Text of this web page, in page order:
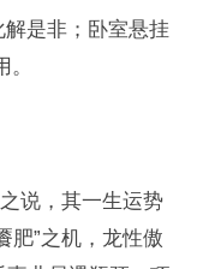
是非；卧室悬挂
说，其一生运势
肥”之机，龙性傲